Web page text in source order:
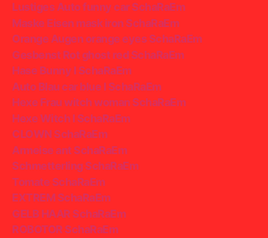
Lustiges Auto funny car SchaRaEm
Maske Eisen mask iron SchaRaEm
Orange Augen orange eyes SchaRaEm
Gesbenst Rot ghost red SchaRaEm
Hase Bunny I SchaRaEm
Auto Blau car blue I SchaRaEm
Hexe Frau witch woman SchaRaEm
Hexe Witch I SchaRaEm
CLOWN SchaRaEm
Armeise ant SchaRaEm
Schmetterling SchaRaEm
Tomate SchaRaEm
EXTREM SchaRaEm
GELB HAAR SchaRaEm
ROBOTOR SchaRaEm